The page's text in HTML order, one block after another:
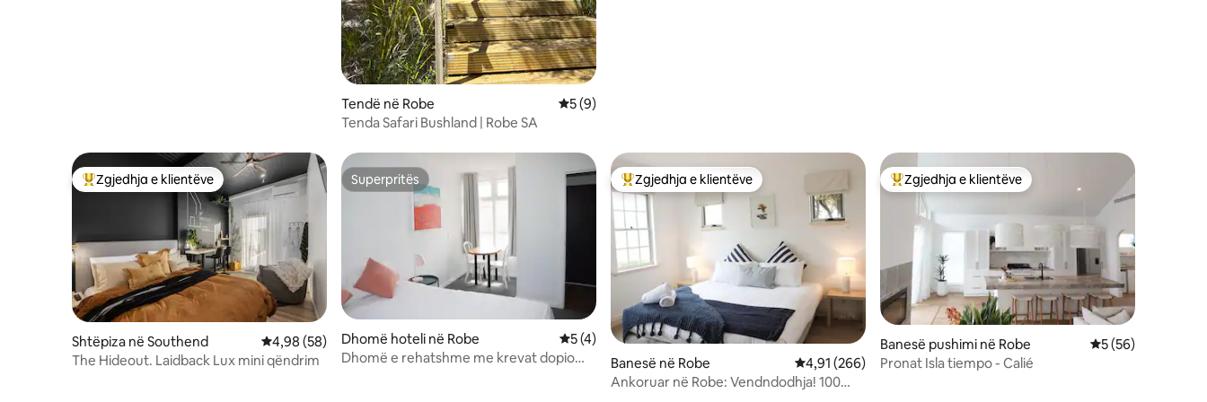
Tendë në Robe Vlerësimi mesatar 5 nga 5, 9 vlerësime
5 (9)
Tenda Safari Bushland | Robe SA
Më të mirat e zgjedhjeve të klientëve
Zgjedhja e klientëve
Shtëpiza në Southend Vlerësimi mesatar 4,98 nga 5, 58 vlerësime
4,98 (58)
The Hideout. Laidback Lux mini qëndrim
Superpritës
Superpritës
Dhomë hoteli në Robe Vlerësimi mesatar 5 nga 5, 4 vlerësime
5 (4)
Dhomë e rehatshme me krevat dopio
Më të mirat e zgjedhjeve të klientëve
Zgjedhja e klientëve
Banesë në Robe Vlerësimi mesatar 4,91 nga 5, 266 vlerësime
4,91 (266)
Ankoruar në Robe: Vendndodhja! 100
Më të mirat e zgjedhjeve të klientëve
Zgjedhja e klientëve
Banesë pushimi në Robe Vlerësimi mesatar
5 (56)
Pronat Isla tiempo - Calié